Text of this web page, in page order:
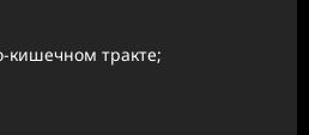
кишечном тракте;